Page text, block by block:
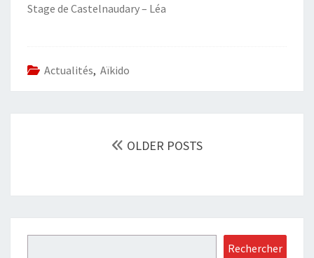
Stage de Castelnaudary – Léa
Actualités, Aïkido
OLDER POSTS
Rechercher